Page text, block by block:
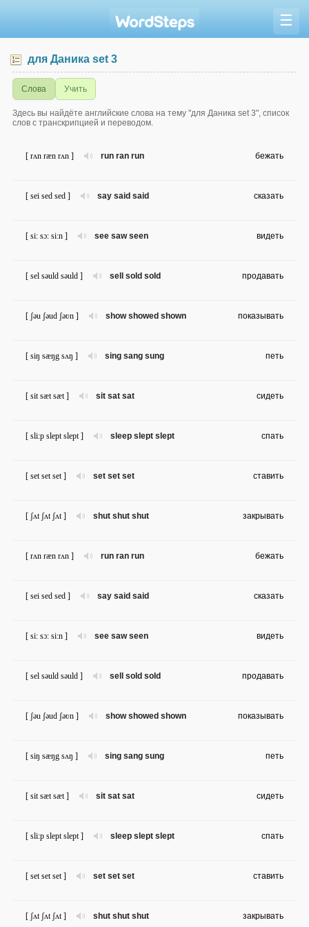
☰
для Даника set 3
Слова Учить
Здесь вы найдёте английские слова на тему "для Даника set 3", список
слов с транскрипцией и переводом.
run ran run
[ rʌn ræn rʌn ] бежать
say said said
[ sei sed sed ] сказать
see saw seen
[ si: sɔ: si:n ] видеть
sell sold sold
[ sel səuld səuld ] продавать
show showed shown
[ ʃəu ʃəud ʃəʋn ] показывать
sing sang sung
[ siŋ sæŋg sʌŋ ] петь
sit sat sat
[ sit sæt sæt ] сидеть
sleep slept slept
[ sli:p slept slept ] спать
set set set
[ set set set ] ставить
shut shut shut
[ ʃʌt ʃʌt ʃʌt ] закрывать
run ran run
[ rʌn ræn rʌn ] бежать
say said said
[ sei sed sed ] сказать
see saw seen
[ si: sɔ: si:n ] видеть
sell sold sold
[ sel səuld səuld ] продавать
show showed shown
[ ʃəu ʃəud ʃəʋn ] показывать
sing sang sung
[ siŋ sæŋg sʌŋ ] петь
sit sat sat
[ sit sæt sæt ] сидеть
sleep slept slept
[ sli:p slept slept ] спать
set set set
[ set set set ] ставить
shut shut shut
[ ʃʌt ʃʌt ʃʌt ] закрывать